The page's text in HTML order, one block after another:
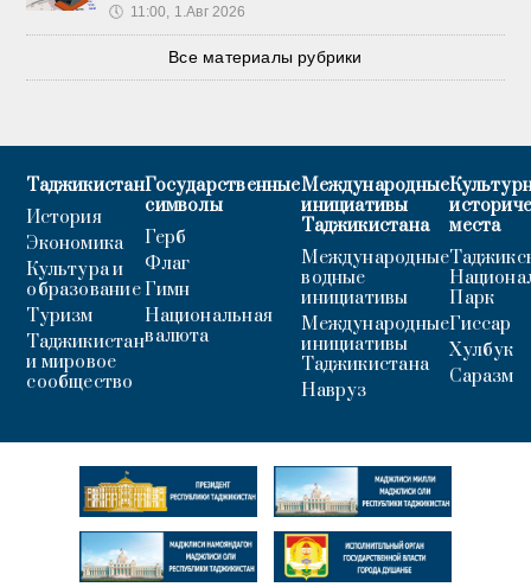
🕔 11:00, 1.Авг 2026
Все материалы рубрики
Таджикистан
История
Экономика
Культура и
образование
Туризм
Таджикистан
и мировое
сообщество
Государственные
символы
Герб
Флаг
Гимн
Национальная
валюта
Международные
инициативы
Таджикистана
Международные
водные
инициативы
Международные
инициативы
Таджикистана
Навруз
места
Парк
Гиссар
Хулбук
Саразм